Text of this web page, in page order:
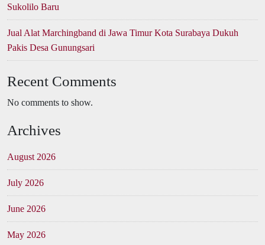
Sukolilo Baru
Jual Alat Marchingband di Jawa Timur Kota Surabaya Dukuh
Pakis Desa Gunungsari
Recent Comments
No comments to show.
Archives
August 2026
July 2026
June 2026
May 2026